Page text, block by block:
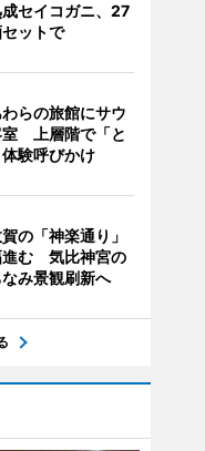
セイコガニ、27
ットで
らの旅館にサウ
室 上層階で「と
験呼びかけ
の「神楽通り」
進む 気比神宮の
み景観刷新へ